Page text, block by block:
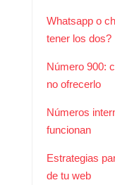
Whatsapp o
tener los dos?
Número 900:
no ofrecerlo
Números
funcionan
Estrategias
de tu web